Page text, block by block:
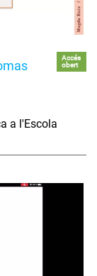
Accés
obert
a l'Escola